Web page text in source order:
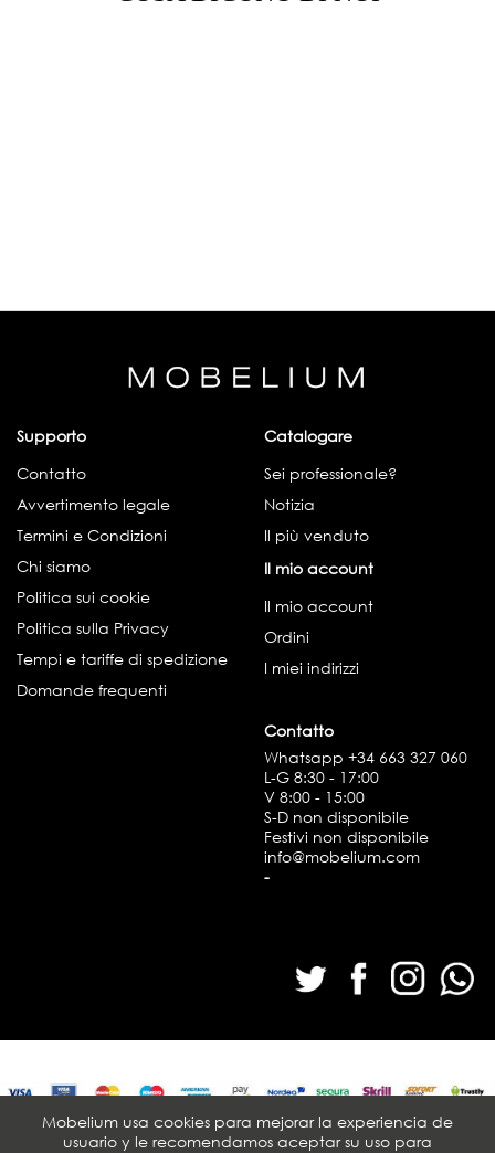
Supporto
Contatto
Avvertimento legale
Termini e Condizioni
Chi siamo
Politica sui cookie
Politica sulla Privacy
Tempi e tariffe di spedizione
Domande frequenti
Catalogare
Sei professionale?
Notizia
Il più venduto
Il mio account
Il mio account
Ordini
I miei indirizzi
Contatto
Whatsapp +34 663 327 060
L-G 8:30 - 17:00
V 8:00 - 15:00
S-D non disponibile
Festivi non disponibile
info@mobelium.com
-
Mobelium usa cookies para mejorar la experiencia de
usuario y le recomendamos aceptar su uso para